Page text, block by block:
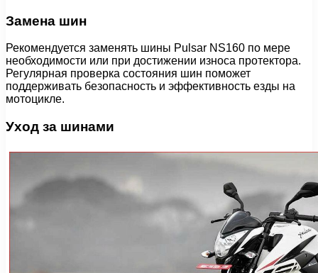
Замена шин
Рекомендуется заменять шины Pulsar NS160 по мере
необходимости или при достижении износа протектора.
Регулярная проверка состояния шин поможет
поддерживать безопасность и эффективность езды на
мотоцикле.
Уход за шинами